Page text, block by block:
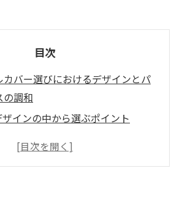
目次
カバー選びにおけるデザインとパ
の調和
インの中から選ぶポイント
マンスを左右するデザインの要素